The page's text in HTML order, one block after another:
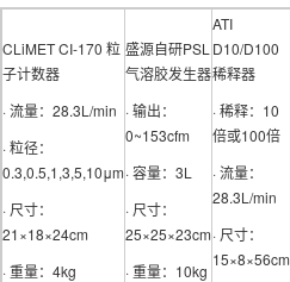
CLiMET CI-170 粒
子计数器
· 流量：28.3L/min
· 粒径：
0.3,0.5,1,3,5,10μm
· 尺寸：
21×18×24cm
·重量：4kg
盛源自研PSL
气溶胶发生器
· 输出：
0~153cfm
· 容量：3L
· 尺寸：
25×25×23cm
·重量：10kg
ATI
D10/D100
稀释器
· 稀释：10
倍或100倍
· 流量：
28.3L/min
· 尺寸：
15×8×56cm